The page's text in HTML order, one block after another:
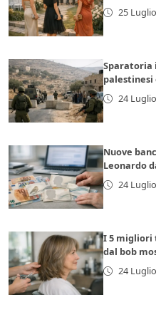
25
Sparatoria
palestinesi
24
Nuove
Leonardo
24
I 5 migliori
dal bob
24